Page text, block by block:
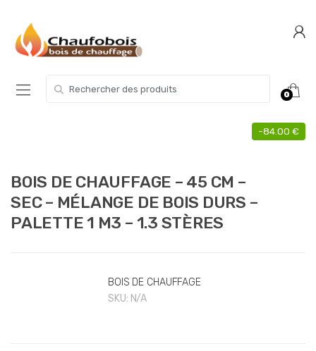
navigation
content
0
-84.00 €
BOIS DE CHAUFFAGE – 45 CM –
SEC – MÉLANGE DE BOIS DURS –
PALETTE 1 M3 – 1.3 STÈRES
BOIS DE CHAUFFAGE
SKU: N/A